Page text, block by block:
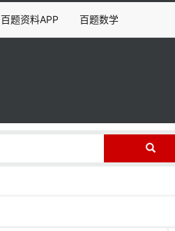
百题资料APP 百题数学